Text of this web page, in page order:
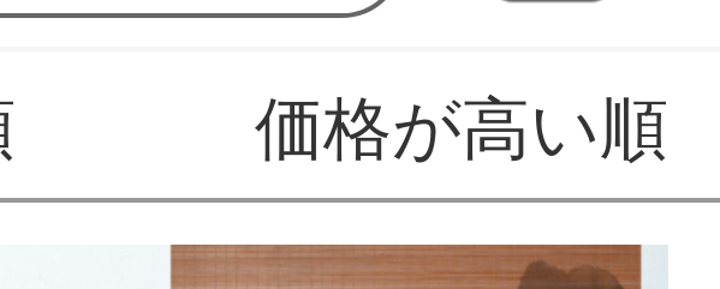
価格が高い順